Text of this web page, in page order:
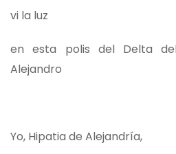
vi la luz
en esta polis del Delta
Alejandro
Yo, Hipatia de Alejandría,